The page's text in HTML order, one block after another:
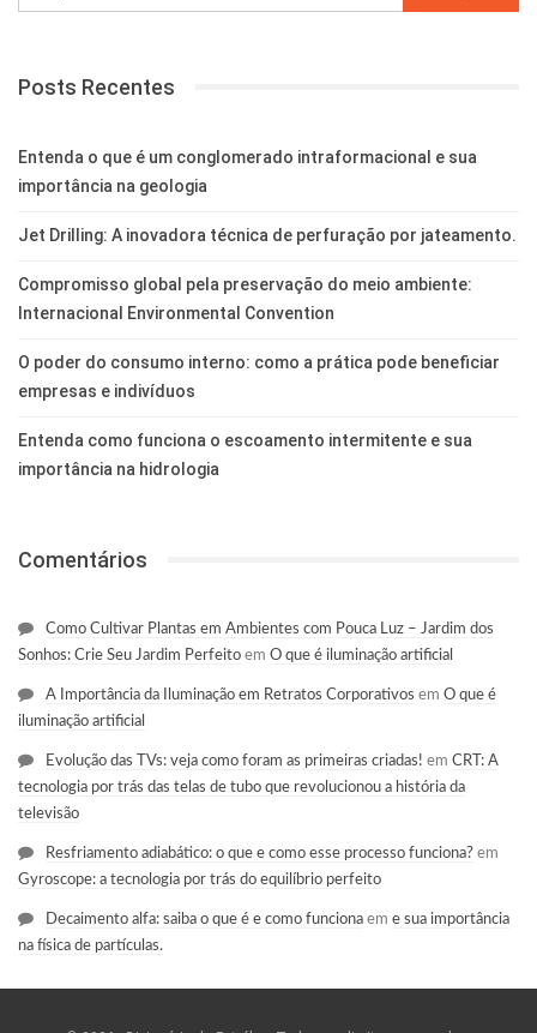
Posts Recentes
Entenda o que é um conglomerado intraformacional e sua
importância na geologia
Jet Drilling: A inovadora técnica de perfuração por jateamento.
Compromisso global pela preservação do meio ambiente:
Internacional Environmental Convention
O poder do consumo interno: como a prática pode beneficiar
empresas e indivíduos
Entenda como funciona o escoamento intermitente e sua
importância na hidrologia
Comentários
Como Cultivar Plantas em Ambientes com Pouca Luz – Jardim dos
Sonhos: Crie Seu Jardim Perfeito em O que é iluminação artificial
A Importância da Iluminação em Retratos Corporativos em O que é
iluminação artificial
Evolução das TVs: veja como foram as primeiras criadas! em CRT: A
tecnologia por trás das telas de tubo que revolucionou a história da
televisão
Resfriamento adiabático: o que e como esse processo funciona? em
Gyroscope: a tecnologia por trás do equilíbrio perfeito
Decaimento alfa: saiba o que é e como funciona em e sua importância
na física de partículas.